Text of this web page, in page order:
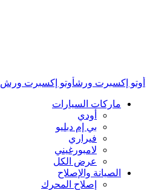
أوتو إكسبرت ورشأوتو إكسبرت ورش
ماركات السيارات
أودي
بي إم دبليو
فيراري
لامبورغيني
عرض الكل
الصيانة والإصلاح
إصلاح المحرك